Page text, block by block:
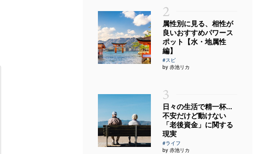
2
属性別に見る、相性が
良いおすすめパワース
ポット【水・地属性
編】
#スピ
by 赤池リカ
3
日々の生活で精一杯…
不安だけど動けない
「老後資金」に関する
現実
#ライフ
by 赤池リカ